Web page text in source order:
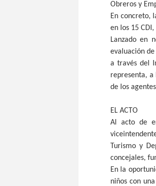
Obreros y
En concreto,
en los 15
Lanzado en
evaluación
a través del
representa,
de los
EL ACTO
Al acto de
Turismo y
concejales,
En la
niños con